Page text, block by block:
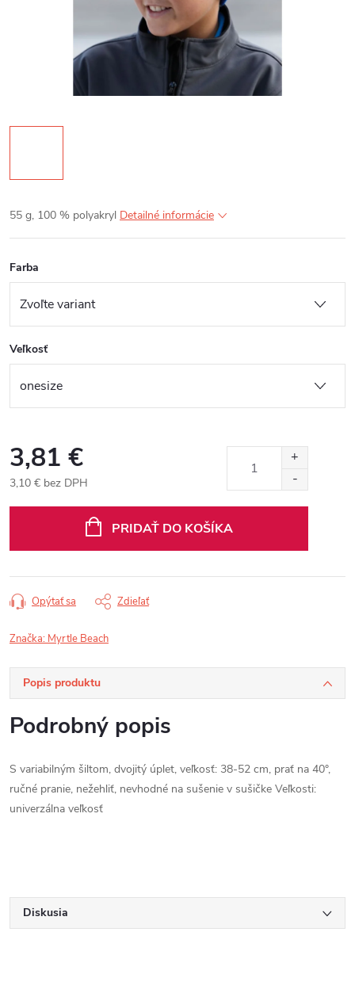
55 g, 100 % polyakryl Detailné informácie
Farba
Veľkosť
3,81 €
3,10 € bez DPH
PRIDAŤ DO KOŠÍKA
Opýtať sa Zdieľať
Značka: Myrtle Beach
Popis produktu
Podrobný popis
S variabilným šiltom, dvojitý úplet, veľkosť: 38-52 cm, prať na 40°,
ručné pranie, nežehliť, nevhodné na sušenie v sušičke Veľkosti:
univerzálna veľkosť
Diskusia